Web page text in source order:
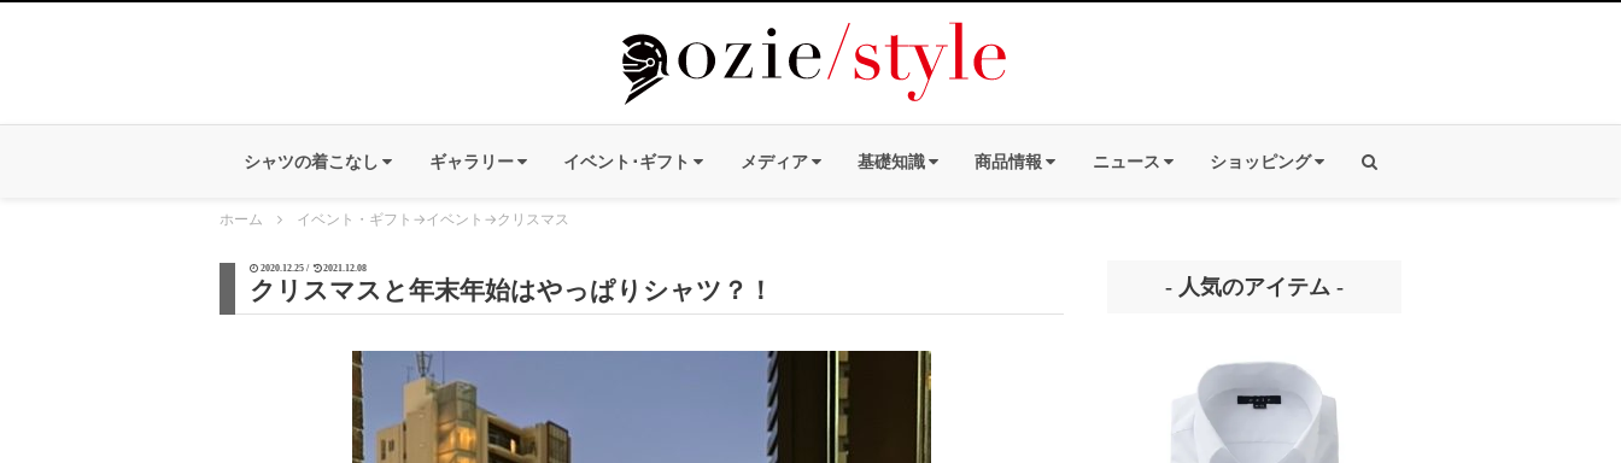
シャツの着こなし ギャラリー イベント･ギフト メディア 基礎知識 商品情報 ニュース ショッピング
ホーム イベント・ギフト →イベント → クリスマス
2020.12.25 / 2021.12.08
クリスマスと年末年始はやっぱりシャツ？！ - 人気のアイテム -